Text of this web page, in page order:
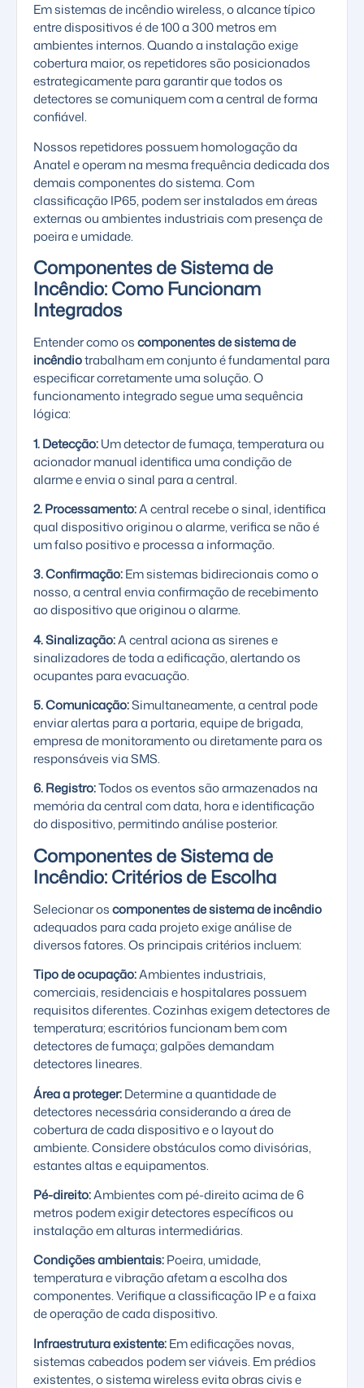
Emsistemas de incêndio wireless, o alcance típico
entre dispositivos é de 100 a 300 metros em
ambientes internos. Quando a instalação exige
cobertura maior, os repetidores são posicionados
estrategicamente para garantir que todos os
detectores se comuniquem com a central de forma
confiável.
Nossos repetidores possuem homologação da
Anatele operam na mesma frequência dedicada dos
demais componentes do sistema. Com
classificação IP65, podem ser instalados em áreas
externas ou ambientes industriais com presença de
poeira e umidade.
Componentes de Sistema de
Incêndio: Como Funcionam
Integrados
Entender como oscomponentes de sistema de
incêndiotrabalham em conjunto é fundamental para
especificar corretamente uma solução. O
funcionamento integrado segue uma sequência
lógica:
1. Detecção:Um detector de fumaça, temperatura ou
acionador manual identifica uma condição de
alarme e envia o sinal para a central.
2. Processamento:A central recebe o sinal, identifica
qual dispositivo originou o alarme, verifica se não é
um falso positivo e processa a informação.
3. Confirmação:Em sistemas bidirecionais como o
nosso, a central envia confirmação de recebimento
ao dispositivo que originou o alarme.
4. Sinalização:A central aciona as sirenes e
sinalizadores de toda a edificação, alertando os
ocupantes para evacuação.
5. Comunicação:Simultaneamente, a central pode
enviar alertas para a portaria, equipe de brigada,
empresa de monitoramento ou diretamente para os
responsáveis via SMS.
6. Registro:Todos os eventos são armazenados na
memória da central com data, hora e identificação
do dispositivo, permitindo análise posterior.
Componentes de Sistema de
Incêndio: Critérios de Escolha
Selecionar oscomponentes de sistema de incêndio
adequados para cada projeto exige análise de
diversos fatores. Os principais critérios incluem:
Tipo de ocupação:Ambientes industriais,
comerciais, residenciais e hospitalares possuem
requisitos diferentes. Cozinhas exigem detectores de
temperatura; escritórios funcionam bem com
detectores de fumaça; galpões demandam
detectores lineares.
Área a proteger:Determine a quantidade de
detectores necessária considerando a área de
cobertura de cada dispositivo e o layout do
ambiente. Considere obstáculos como divisórias,
estantes altas e equipamentos.
Pé-direito:Ambientes com pé-direito acima de 6
metros podem exigir detectores específicos ou
instalação em alturas intermediárias.
Condições ambientais:Poeira, umidade,
temperatura e vibração afetam a escolha dos
componentes. Verifique a classificação IP e a faixa
de operação de cada dispositivo.
Infraestrutura existente:Em edificações novas,
sistemas cabeados podem ser viáveis. Em prédios
existentes, osistema wirelessevita obras civis e